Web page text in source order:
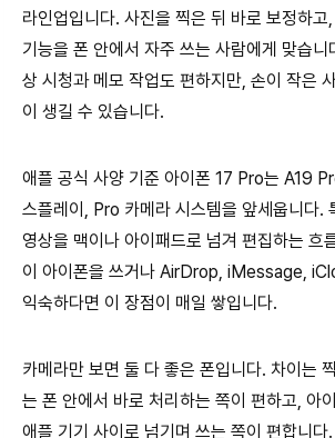
라인업입니다. 사진을 찍은 뒤 바로 보정하고,
기능을 폰 안에서 자주 쓰는 사람에게 맞습니
상 시청과 메모 작업도 편하지만, 손이 작은
이 생길 수 있습니다.
애플 공식 사양 기준 아이폰 17 Pro는 A19
스플레이, Pro 카메라 시스템을 앞세웁니다.
영상을 맥이나 아이패드로 넘겨 편집하는 흐
이 아이폰을 쓰거나 AirDrop, iMessage,
익숙하다면 이 장점이 매일 쌓입니다.
카메라만 보면 둘 다 좋은 폰입니다. 차이는
는 폰 안에서 바로 처리하는 쪽이 편하고, 아
애플 기기 사이로 넘기며 쓰는 쪽이 편합니다.